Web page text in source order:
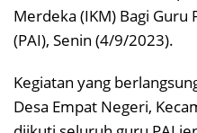
Merdeka (IKM) Bagi Guru
(PAI), Senin (4/9/2023).
Kegiatan yang
Desa Empat Negeri,